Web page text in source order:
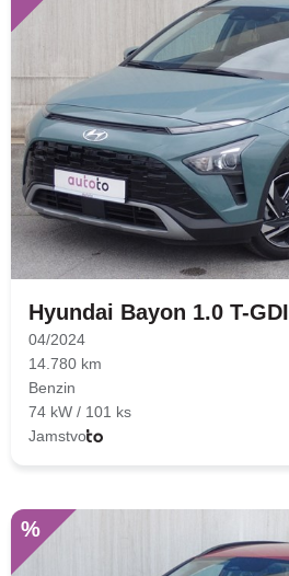
Hyundai Bayon 1.0 T-GDI
04/2024
14.780 km
Benzin
74 kW / 101 ks
Jamstvo
%